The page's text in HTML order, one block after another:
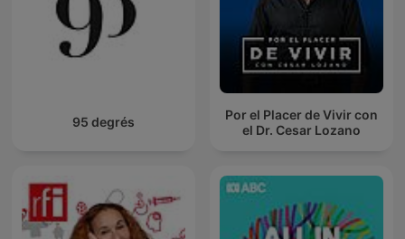
95 degrés
Por el Placer de Vivir con
el Dr. Cesar Lozano